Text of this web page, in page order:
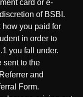
card or e-
of BSBI.
how you paid for
in order to
you fall under.
sent to the
and
Form.